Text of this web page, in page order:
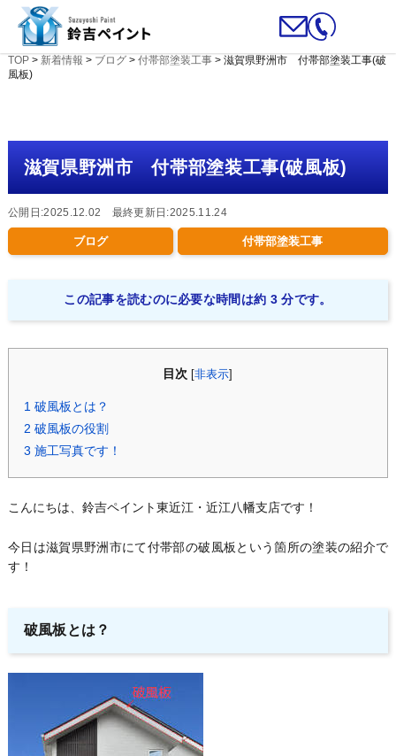
TOP> 新着情報 > ブログ> 付帯部塗装工事> 滋賀県野洲市 付帯部塗装工事(破
風板)
滋賀県野洲市 付帯部塗装工事(破風板)
公開日:2025.12.02 最終更新日:2025.11.24
ブログ 付帯部塗装工事
この記事を読むのに必要な時間は約 3 分です。
目次 [非表示
1 破風板とは？
2 破風板の役割
3 施工写真です！
こんにちは、鈴吉ペイント東近江・近江八幡支店です！
今日は滋賀県野洲市にて付帯部の破風板という箇所の塗装の紹介で
す！
破風板とは？